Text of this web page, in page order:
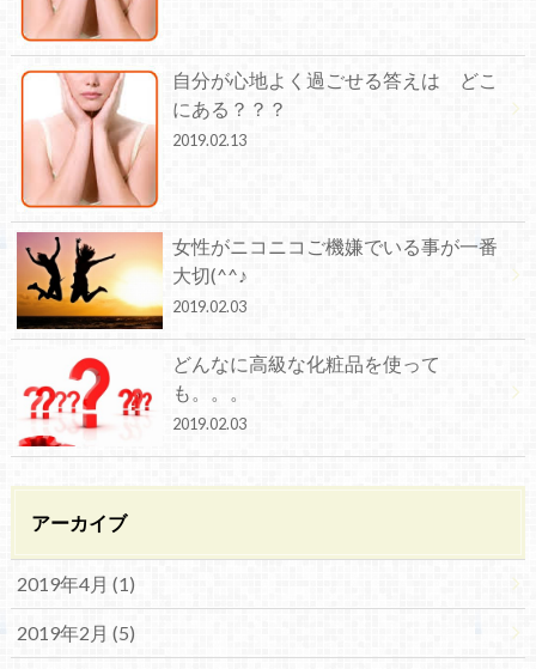
自分が心地よく過ごせる答えは どこ
にある？？？
2019.02.13
女性がニコニコご機嫌でいる事が一番
大切(^^♪
2019.02.03
どんなに高級な化粧品を使って
も。。。
2019.02.03
アーカイブ
2019年4月 (1)
2019年2月 (5)